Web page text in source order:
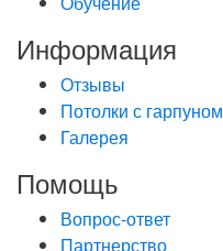
Информация
Отзывы
Потолки с гарпуном
Галерея
Помощь
Вопрос-ответ
Партнерство